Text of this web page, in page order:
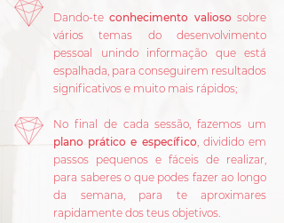
Dando-teconhecimento valioso sobre
vários temas do desenvolvimento
pessoal unindo informação que está
espalhada, para conseguirem resultados
significativos e muito mais rápidos;
No final de cada sessão, fazemos um
plano prático e específico, dividido em
passos pequenos e fáceis de realizar,
para saberes o que podes fazer ao longo
da semana, para te aproximares
rapidamente dos teus objetivos.